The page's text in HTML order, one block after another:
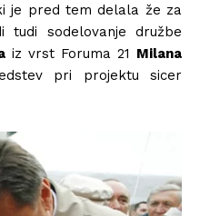
je pred tem delala že za
tudi sodelovanje družbe
iz vrst Foruma 21 Milana
pri projektu sicer